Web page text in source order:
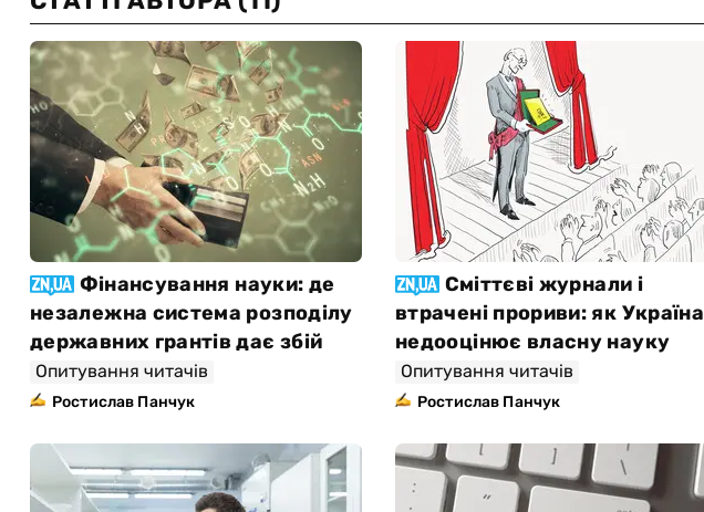
Фінансування науки: де
незалежна система розподілу
державних грантів дає збій
Опитування читачів
Ростислав Панчук
Сміттєві журнали і
втрачені прориви: як Україна
недооцінює власну науку
Опитування читачів
Ростислав Панчук